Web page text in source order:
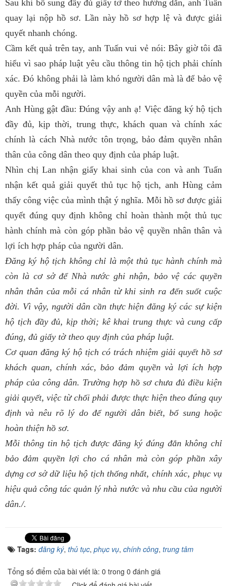
Sau khi bổ sung đầy đủ giấy tờ theo hướng dẫn, anh Tuấn
quay lại nộp hồ sơ. Lần này hồ sơ hợp lệ và được giải
quyết nhanh chóng.
Cầm kết quả trên tay, anh Tuấn vui vẻ nói: Bây giờ tôi đã
hiểu vì sao pháp luật yêu cầu thông tin hộ tịch phải chính
xác. Đó không phải là làm khó người dân mà là để bảo vệ
quyền của mỗi người.
Anh Hùng gật đầu: Đúng vậy anh ạ! Việc đăng ký hộ tịch
đầy đủ, kịp thời, trung thực, khách quan và chính xác
chính là cách Nhà nước tôn trọng, bảo đảm quyền nhân
thân của công dân theo quy định của pháp luật.
Nhìn chị Lan nhận giấy khai sinh của con và anh Tuấn
nhận kết quả giải quyết thủ tục hộ tịch, anh Hùng cảm
thấy công việc của mình thật ý nghĩa. Mỗi hồ sơ được giải
quyết đúng quy định không chỉ hoàn thành một thủ tục
hành chính mà còn góp phần bảo vệ quyền nhân thân và
lợi ích hợp pháp của người dân.
Đăng ký hộ tịch không chỉ là một thủ tục hành chính mà
còn là cơ sở để Nhà nước ghi nhận, bảo vệ các quyền
nhân thân của mỗi cá nhân từ khi sinh ra đến suốt cuộc
đời. Vì vậy, người dân cần thực hiện đăng ký các sự kiện
hộ tịch đầy đủ, kịp thời; kê khai trung thực và cung cấp
đúng, đủ giấy tờ theo quy định của pháp luật.
Cơ quan đăng ký hộ tịch có trách nhiệm giải quyết hồ sơ
khách quan, chính xác, bảo đảm quyền và lợi ích hợp
pháp của công dân. Trường hợp hồ sơ chưa đủ điều kiện
giải quyết, việc từ chối phải được thực hiện theo đúng quy
định và nêu rõ lý do để người dân biết, bổ sung hoặc
hoàn thiện hồ sơ.
Mỗi thông tin hộ tịch được đăng ký đúng đắn không chỉ
bảo đảm quyền lợi cho cá nhân mà còn góp phần xây
dựng cơ sở dữ liệu hộ tịch thống nhất, chính xác, phục vụ
hiệu quả công tác quản lý nhà nước và nhu cầu của người
dân./.
Tags: đăng ký, thủ tục, phục vụ, chính công, trung tâm
Tổng số điểm của bài viết là: 0 trong 0 đánh giá